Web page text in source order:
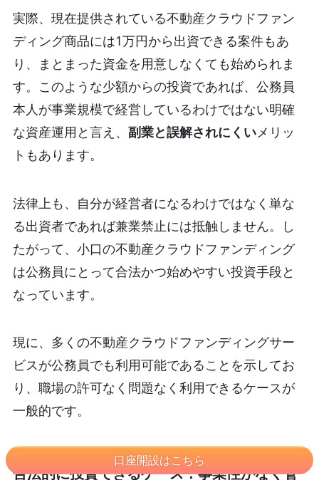
口座開設はこちら
実際、現在提供されている不動産クラウドファン
ディング商品には1万円から出資できる案件もあ
り、まとまった資金を用意しなくても始められま
す。このような少額からの投資であれば、公務員
本人が事業規模で経営しているわけではない明確
な資産運用と言え、 副業と誤解されにくいメリッ
トもあります。
法律上も、自分が経営者になるわけではなく単な
る出資者であれば兼業禁止には抵触しません。し
たがって、小口の不動産クラウドファンディング
は公務員にとって合法かつ始めやすい投資手段と
なっています。
現に、多くの不動産クラウドファンディングサー
ビスが公務員でも利用可能であることを示してお
り、職場の許可なく問題なく利用できるケースが
一般的です。
合法的に投資できるケース：事業性がなく管